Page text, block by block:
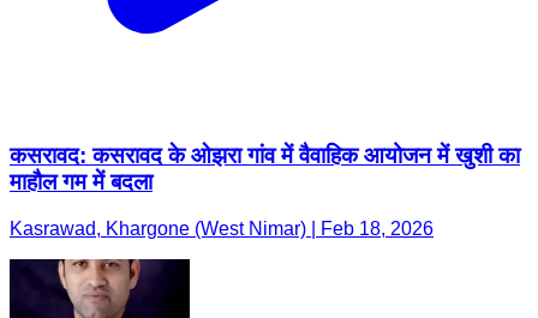
कसरावद: कसरावद के ओझरा गांव में वैवाहिक आयोजन में खुशी का
माहौल गम में बदला
Kasrawad, Khargone (West Nimar) | Feb 18, 2026